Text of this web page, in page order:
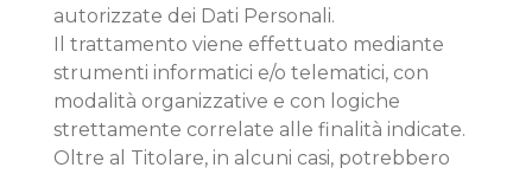
autorizzate dei Dati Personali.
Il trattamento viene effettuato mediante
strumenti informatici e/o telematici, con
modalità organizzative e con logiche
strettamente correlate alle finalità indicate.
Oltre al Titolare, in alcuni casi, potrebbero